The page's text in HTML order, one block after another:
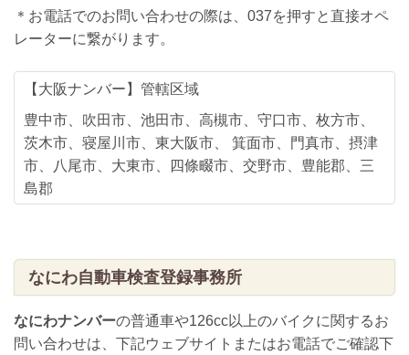
＊お電話でのお問い合わせの際は、037を押すと直接オペ
レーターに繋がります。
【大阪ナンバー】管轄区域
豊中市、吹田市、池田市、高槻市、守口市、枚方市、
茨木市、寝屋川市、東大阪市、 箕面市、門真市、摂津
市、八尾市、大東市、四條畷市、交野市、豊能郡、三
島郡
なにわ自動車検査登録事務所
なにわナンバーの普通車や126cc以上のバイクに関するお
問い合わせは、下記ウェブサイトまたはお電話でご確認下